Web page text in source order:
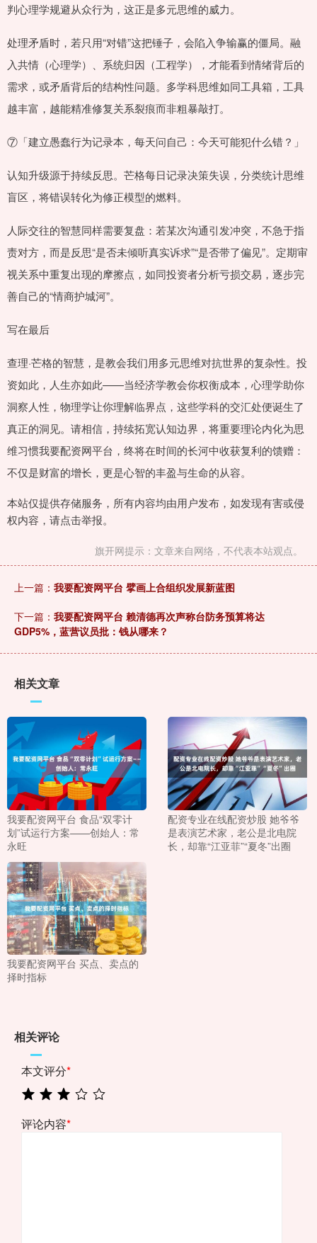
判心理学规避从众行为，这正是多元思维的威力。
处理矛盾时，若只用“对错”这把锤子，会陷入争输赢的僵局。融
入共情（心理学）、系统归因（工程学），才能看到情绪背后的
需求，或矛盾背后的结构性问题。多学科思维如同工具箱，工具
越丰富，越能精准修复关系裂痕而非粗暴敲打。
⑦「建立愚蠢行为记录本，每天问自己：今天可能犯什么错？」
认知升级源于持续反思。芒格每日记录决策失误，分类统计思维
盲区，将错误转化为修正模型的燃料。
人际交往的智慧同样需要复盘：若某次沟通引发冲突，不急于指
责对方，而是反思“是否未倾听真实诉求”“是否带了偏见”。定期审
视关系中重复出现的摩擦点，如同投资者分析亏损交易，逐步完
善自己的“情商护城河”。
写在最后
查理·芒格的智慧，是教会我们用多元思维对抗世界的复杂性。投
资如此，人生亦如此——当经济学教会你权衡成本，心理学助你
洞察人性，物理学让你理解临界点，这些学科的交汇处便诞生了
真正的洞见。请相信，持续拓宽认知边界，将重要理论内化为思
维习惯我要配资网平台，终将在时间的长河中收获复利的馈赠：
不仅是财富的增长，更是心智的丰盈与生命的从容。
本站仅提供存储服务，所有内容均由用户发布，如发现有害或侵
权内容，请点击举报。
旗开网提示：文章来自网络，不代表本站观点。
上一篇： 我要配资网平台 擘画上合组织发展新蓝图
下一篇： 我要配资网平台 赖清德再次声称台防务预算将达
GDP5%，蓝营议员批：钱从哪来？
相关文章
我要配资网平台 食品“双零计
划”试运行方案——创始人：常
永旺
配资专业在线配资炒股 她爷爷
是表演艺术家，老公是北电院
长，却靠“江亚菲”“夏冬”出圈
我要配资网平台 买点、卖点的
择时指标
相关评论
本文评分*
评论内容*